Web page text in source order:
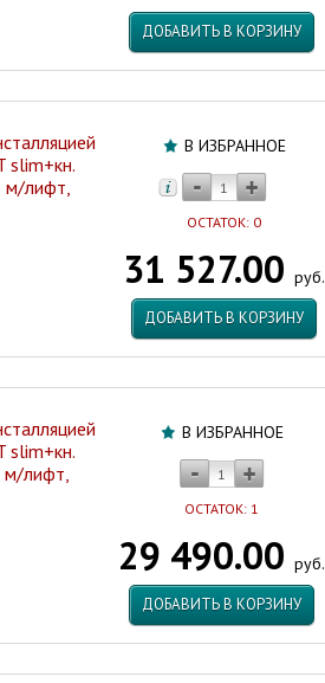
ДОБАВИТЬ В КОРЗИНУ
В ИЗБРАННОЕ
ОСТАТОК: 0
31 527.00 руб.
ДОБАВИТЬ В КОРЗИНУ
slim+кн.
м/лифт,
В ИЗБРАННОЕ
ОСТАТОК: 1
29 490.00 руб.
ДОБАВИТЬ В КОРЗИНУ
slim+кн.
м/лифт,